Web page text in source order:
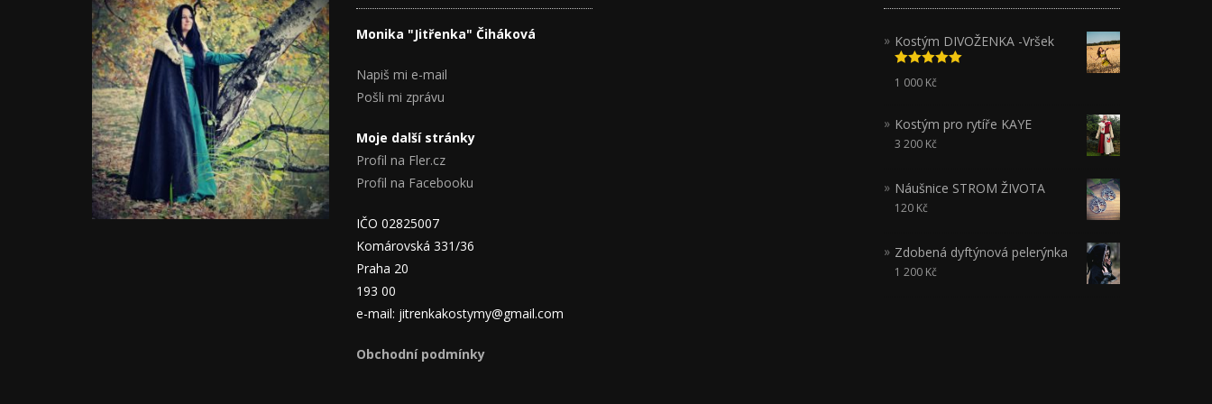
Monika "Jitřenka" Čiháková
Napiš mi e-mail
Pošli mi zprávu
Moje další stránky
Profil na Fler.cz
Profil na Facebooku
IČO 02825007
Komárovská 331/36
Praha 20
193 00
e-mail: jitrenkakostymy@gmail.com
Obchodní podmínky
Kostým DIVOŽENKA -Vršek
Hodnocení
5.00z 5
1 000 Kč
Kostým pro rytíře KAYE
3 200 Kč
Náušnice STROM ŽIVOTA
120 Kč
Zdobená dyftýnová pelerýnka
1 200 Kč